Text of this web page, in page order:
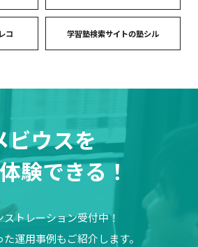
コ 学習塾検索サイトの塾シル
ビウスを
験できる！
トレーション受付中！
運用事例もご紹介します。